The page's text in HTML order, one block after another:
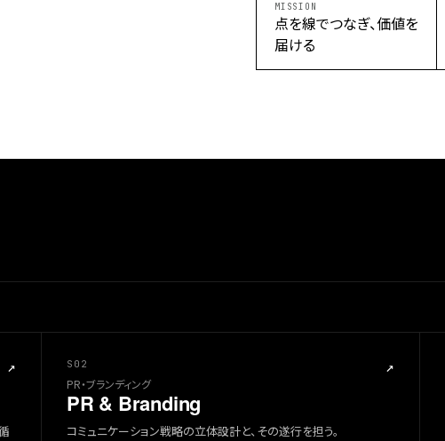
MISSION
点を線でつなぎ、価値を
届ける
↗ S02 ↗
PR・ブランディング
PR & Branding
コミュニケーション戦略の立体設計と、その遂行を担う。